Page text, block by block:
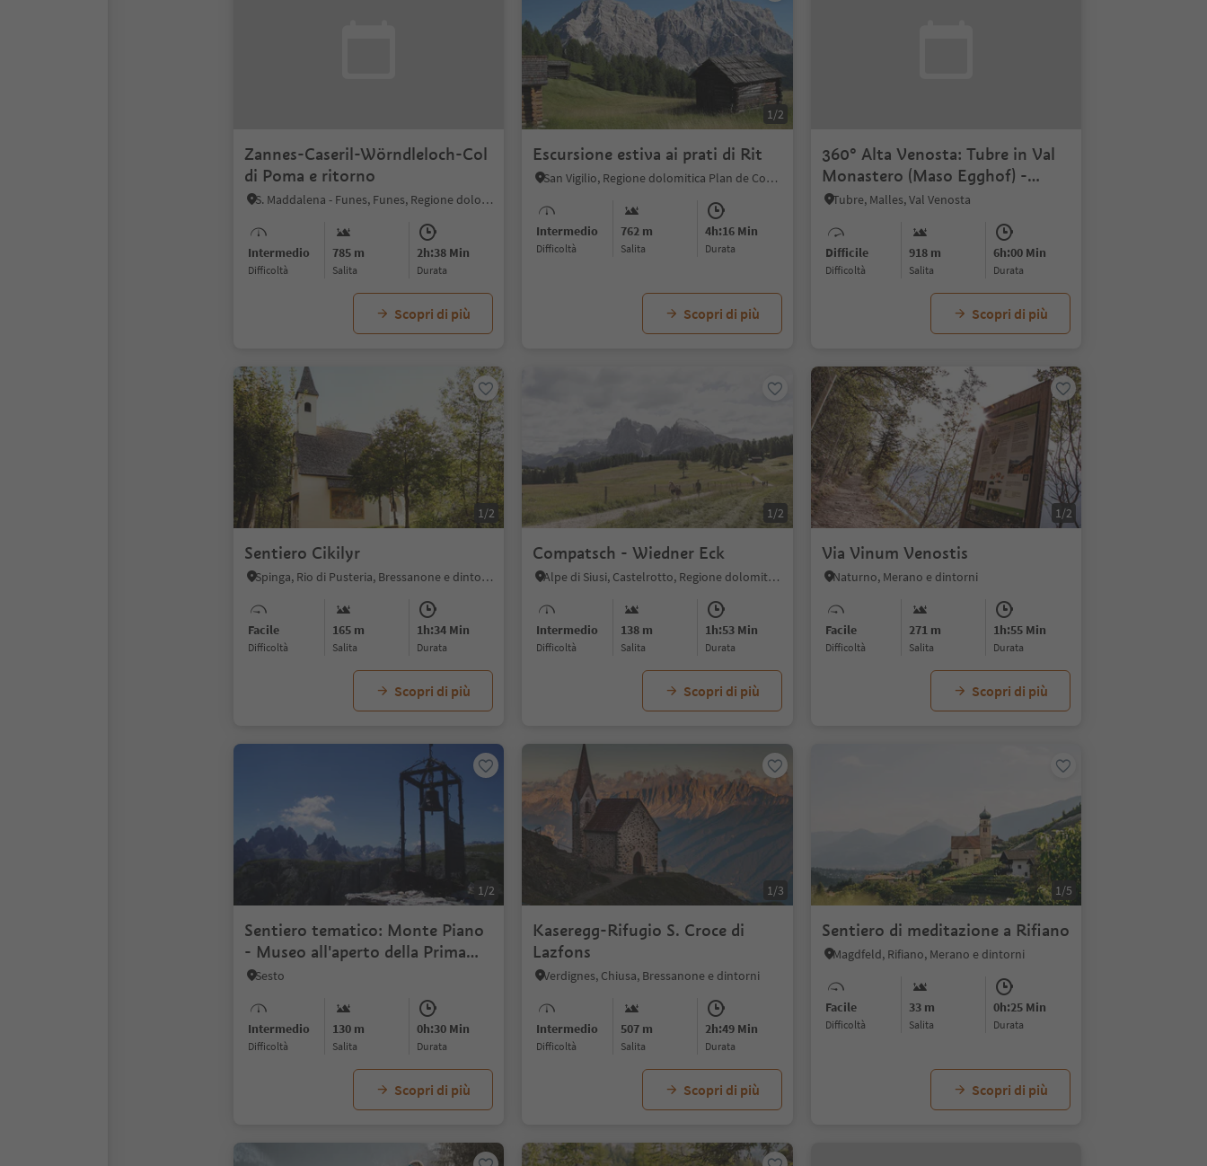
Zannes-Caseril-Wörndleloch-Col
di Poma e ritorno
S. Maddalena - Funes, Funes, Regione dolomitica Luson Val di Funes
Intermedio
Difficoltà
785 m
Salita
2h:38 Min
durata
Scopri di più
1/2
Escursione estiva ai prati di Rit
San Vigilio, Regione dolomitica Plan de Corones
Intermedio
Difficoltà
762 m
Salita
4h:16 Min
durata
Scopri di più
360° Alta Venosta: Tubre in Val
Monastero (Maso Egghof) -
Slingia
Tubre, Malles, Val Venosta
Difficile
Difficoltà
918 m
Salita
6h:00 Min
durata
Scopri di più
1/2
Sentiero Cikilyr
Spinga, Rio di Pusteria, Bressanone e dintorni
Facile
Difficoltà
165 m
Salita
1h:34 Min
durata
Scopri di più
1/2
Compatsch - Wiedner Eck
Alpe di Siusi, Castelrotto, Regione dolomitica Alpe di Siusi
Intermedio
Difficoltà
138 m
Salita
1h:53 Min
durata
Scopri di più
1/2
Via Vinum Venostis
Naturno, Merano e dintorni
Facile
Difficoltà
271 m
Salita
1h:55 Min
durata
Scopri di più
1/2
Sentiero tematico: Monte Piano
- Museo all'aperto della Prima
Guerra Mondiale
Sesto
Intermedio
Difficoltà
130 m
Salita
0h:30 Min
durata
Scopri di più
1/3
Kaseregg-Rifugio S. Croce di
Lazfons
Verdignes, Chiusa, Bressanone e dintorni
Intermedio
Difficoltà
507 m
Salita
2h:49 Min
durata
Scopri di più
1/5
Sentiero di meditazione a Rifiano
Magdfeld, Rifiano, Merano e dintorni
Facile
Difficoltà
33 m
Salita
0h:25 Min
durata
Scopri di più